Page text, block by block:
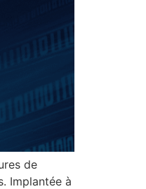
de
Implantée à